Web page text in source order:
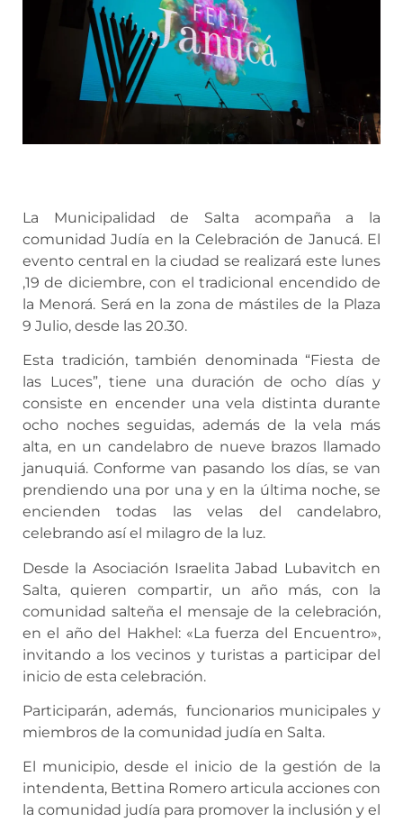
La Municipalidad de Salta acompaña a la
comunidad Judía en la Celebración de Janucá. El
evento central en la ciudad se realizará este lunes
,19 de diciembre, con el tradicional encendido de
la Menorá. Será en la zona de mástiles de la Plaza
9 Julio, desde las 20.30.
Esta tradición, también denominada “Fiesta de
las Luces”, tiene una duración de ocho días y
consiste en encender una vela distinta durante
ocho noches seguidas, además de la vela más
alta, en un candelabro de nueve brazos llamado
januquiá. Conforme van pasando los días, se van
prendiendo una por una y en la última noche, se
encienden todas las velas del candelabro,
celebrando así el milagro de la luz.
Desde la Asociación Israelita Jabad Lubavitch en
Salta, quieren compartir, un año más, con la
comunidad salteña el mensaje de la celebración,
en el año del Hakhel: «La fuerza del Encuentro»,
invitando a los vecinos y turistas a participar del
inicio de esta celebración.
Participarán, además, funcionarios municipales y
miembros de la comunidad judía en Salta.
El municipio, desde el inicio de la gestión de la
intendenta, Bettina Romero articula acciones con
la comunidad judía para promover la inclusión y el